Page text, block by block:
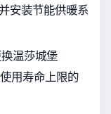
安装节能供暖系
温莎城堡
用寿命上限的